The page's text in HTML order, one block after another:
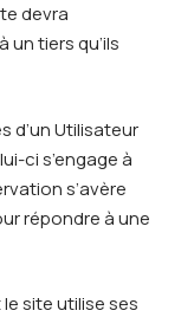
devra
tiers qu’ils
d’un Utilisateur
ci s’engage à
s’avère
répondre à une
site utilise ses